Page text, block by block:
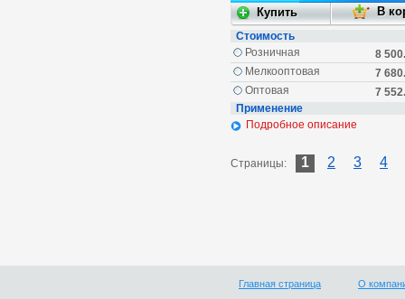
Стоимость
8
Розничная
7
Мелкооптовая
7
Оптовая
Применение
Подробное описание
Страницы: 1 2 3 4
Главная страница О